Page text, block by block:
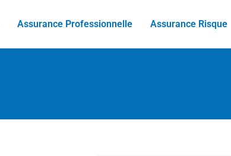
Assurance Professionnelle Assurance Risque